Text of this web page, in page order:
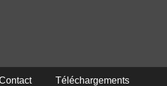
Téléchargements